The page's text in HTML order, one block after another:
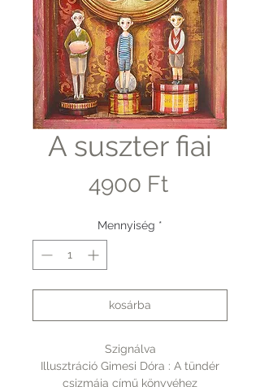
A suszter fiai
4900 FtÁr
Mennyiség *
kosárba
Szignálva
Illusztráció Gimesi Dóra : A tündér
csizmája című könyvéhez